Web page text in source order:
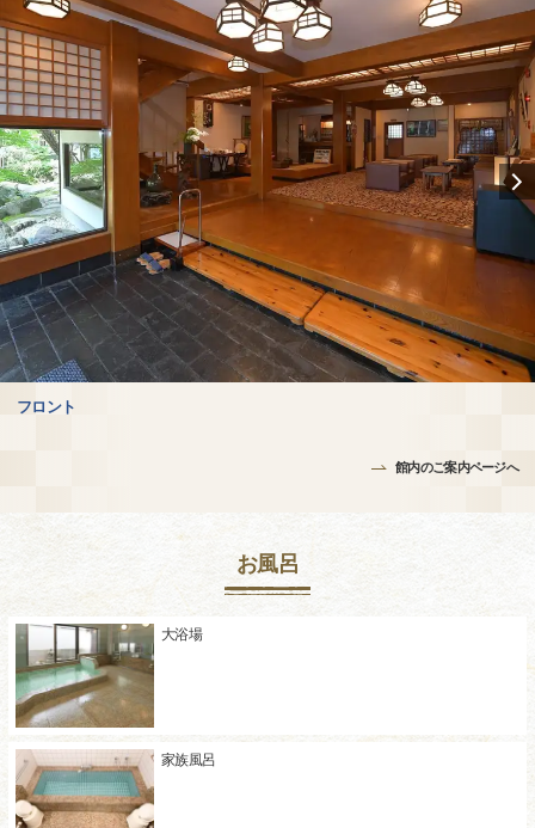
フロント
館内のご案内ページへ
お風呂
大浴場
家族風呂